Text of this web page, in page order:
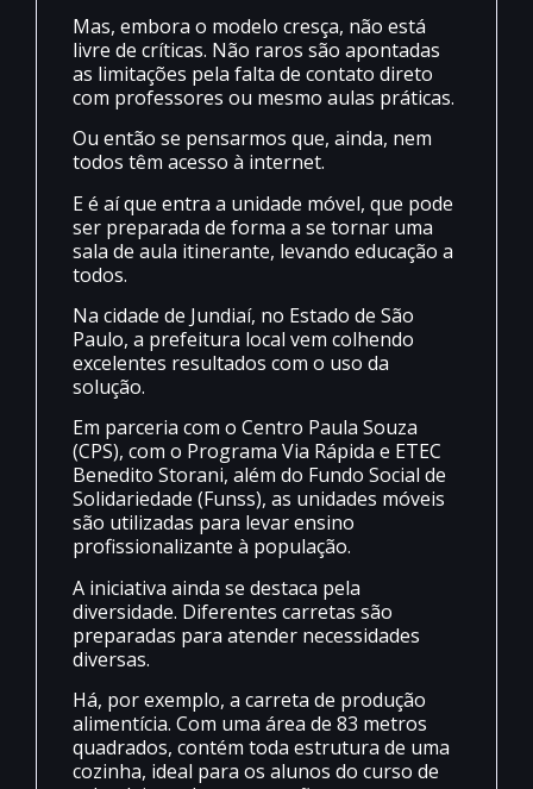
Mas, embora o modelo cresça, não está
livre de críticas. Não raros são apontadas
as limitações pela falta de contato direto
com professores ou mesmo aulas práticas.
Ou então se pensarmos que, ainda, nem
todos têm acesso à internet.
E é aí que entra a unidade móvel, que pode
ser preparada de forma a se tornar uma
sala de aula itinerante, levando educação a
todos.
Na cidade de Jundiaí, no Estado de São
Paulo, a prefeitura local vem colhendo
excelentes resultados com o uso da
solução.
Em parceria com o Centro Paula Souza
(CPS), com o Programa Via Rápida e ETEC
Benedito Storani, além do Fundo Social de
Solidariedade (Funss), as unidades móveis
são utilizadas para levar ensino
profissionalizante à população.
A iniciativa ainda se destaca pela
diversidade. Diferentes carretas são
preparadas para atender necessidades
diversas.
Há, por exemplo, a carreta de produção
alimentícia. Com uma área de 83 metros
quadrados, contém toda estrutura de uma
cozinha, ideal para os alunos do curso de